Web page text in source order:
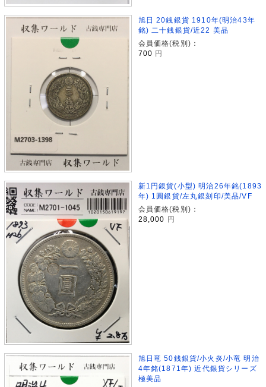
旭日 20銭銀貨 1910年(明治43年
銘) 二十銭銀貨/近22 美品
会員価格(税別)：
700 円
新1円銀貨(小型) 明治26年銘(1893
年) 1圓銀貨/左丸銀刻印/美品/VF
会員価格(税別)：
28,000 円
旭日竜 50銭銀貨/小火炎/小竜 明治
4年銘(1871年) 近代銀貨シリーズ
極美品